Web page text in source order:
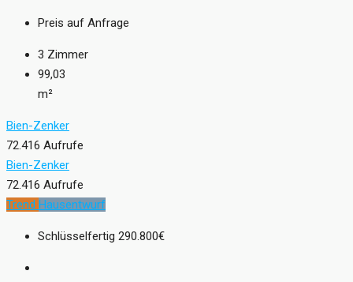
Preis auf Anfrage
3 Zimmer
99,03
m²
Bien-Zenker
72.416 Aufrufe
Bien-Zenker
72.416 Aufrufe
Trend Hausentwurf
Schlüsselfertig 290.800€